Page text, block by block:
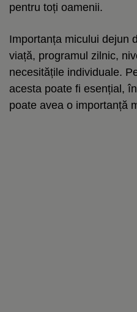
pentru toți oamenii.
Importanța micului dejun
viață, programul zilnic,
necesitățile individuale.
acesta poate fi esențial,
poate avea o importanță